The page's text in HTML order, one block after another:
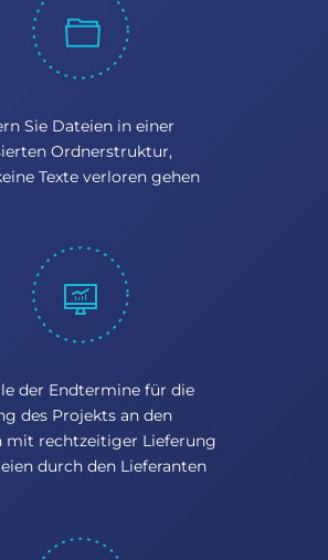
Sie Dateien in einer
Ordnerstruktur,
Texte verloren gehen
der Endtermine für die
des Projekts an den
mit rechtzeitiger Lieferung
durch den Lieferanten